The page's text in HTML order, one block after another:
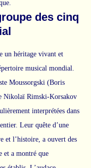
des cinq
un héritage vivant et
musical mondial.
Moussorgski (Boris
Nikolaï Rimski-Korsakov
interprétées dans
Leur quête d’une
et l’histoire, a ouvert des
et a montré que